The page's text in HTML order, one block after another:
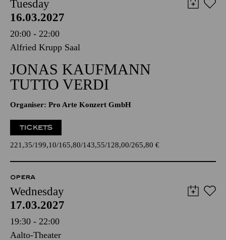
Tuesday
16.03.2027
20:00 - 22:00
Alfried Krupp Saal
JONAS KAUFMANN
TUTTO VERDI
Organiser: Pro Arte Konzert GmbH
TICKETS
221,35 199,10 165,80 143,55 128,00 265,80 €
OPERA
Wednesday
17.03.2027
19:30 - 22:00
Aalto-Theater